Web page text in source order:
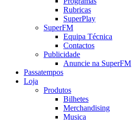
Rubricas
SuperPlay
SuperFM
Equipa Técnica
Contactos
Publicidade
Anuncie na SuperFM
Passatempos
Loja
Produtos
Bilhetes
Merchandising
Musica